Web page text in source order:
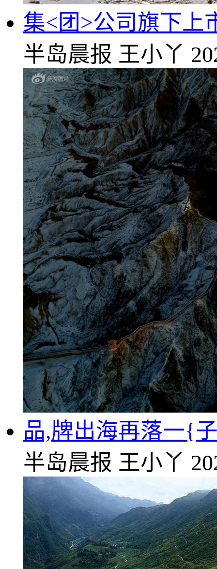
集<团>公司旗下上
半岛晨报 王小丫
品,牌出海再落一{
半岛晨报 王小丫